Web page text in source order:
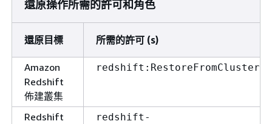
還原操作所需的許可和角色
還原目標 所需的許可 (s)
Amazon
Redshift
佈建叢集
Redshift
redshift-